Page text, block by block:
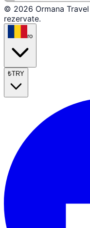
© 2026 Ormana
rezervate.
ro
₺TRY